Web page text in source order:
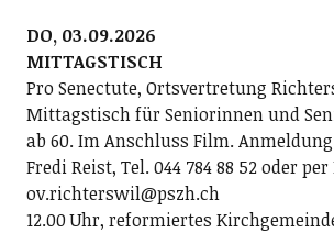
DO, 03.09.2026
MITTAGSTISCH
Pro Senectute, Ortsvertretung
Mittagstisch für Seniorinnen und
ab 60. Im Anschluss Film.
Fredi Reist, Tel. 044 784 88 52 oder
ov.richterswil@pszh.ch
12.00 Uhr, reformiertes